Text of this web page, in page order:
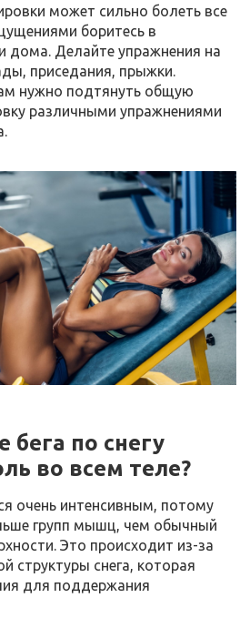
может сильно болеть все
боритесь в
дома. Делайте упражнения на
приседания, прыжки.
нужно подтянуть общую
различными упражнениями
бега по снегу
во всем теле?
очень интенсивным, потому
групп мышц, чем обычный
Это происходит из-за
структуры снега, которая
для поддержания